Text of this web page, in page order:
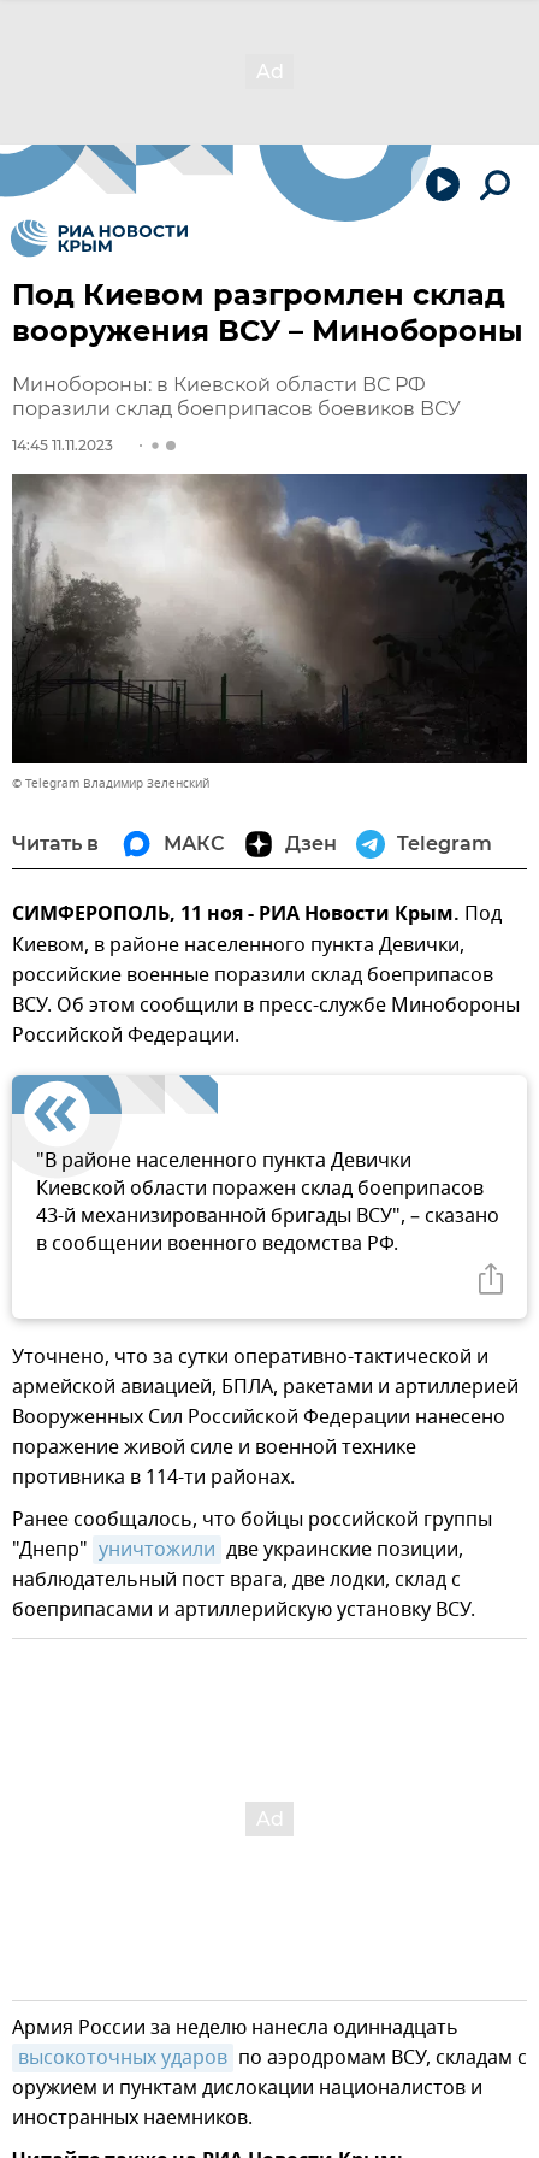
Под Киевом разгромлен склад
вооружения ВСУ – Минобороны
Минобороны: в Киевской области ВС РФ
поразили склад боеприпасов боевиков ВСУ
14:45 11.11.2023
© Telegram Владимир Зеленский
Читать в МАКС Дзен Telegram
СИМФЕРОПОЛЬ, 11 ноя - РИА Новости Крым. Под
Киевом, в районе населенного пункта Девички,
российские военные поразили склад боеприпасов
ВСУ. Об этом сообщили в пресс-службе Минобороны
Российской Федерации.
"В районе населенного пункта Девички
Киевской области поражен склад боеприпасов
43-й механизированной бригады ВСУ", – сказано
в сообщении военного ведомства РФ.
Уточнено, что за сутки оперативно-тактической и
армейской авиацией, БПЛА, ракетами и артиллерией
Вооруженных Сил Российской Федерации нанесено
поражение живой силе и военной технике
противника в 114-ти районах.
Ранее сообщалось, что бойцы российской группы
"Днепр" уничтожили две украинские позиции,
наблюдательный пост врага, две лодки, склад с
боеприпасами и артиллерийскую установку ВСУ.
Армия России за неделю нанесла одиннадцать
высокоточных ударов по аэродромам ВСУ, складам с
оружием и пунктам дислокации националистов и
иностранных наемников.